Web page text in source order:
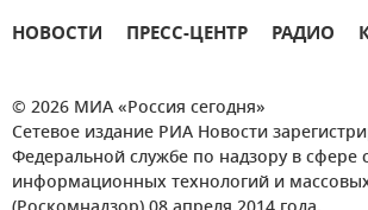
НОВОСТИ ПРЕСС-ЦЕНТР РАДИО
© 2026 МИА «Россия сегодня»
Сетевое издание РИА Новости
Федеральной службе по надзору в сфере
информационных технологий и